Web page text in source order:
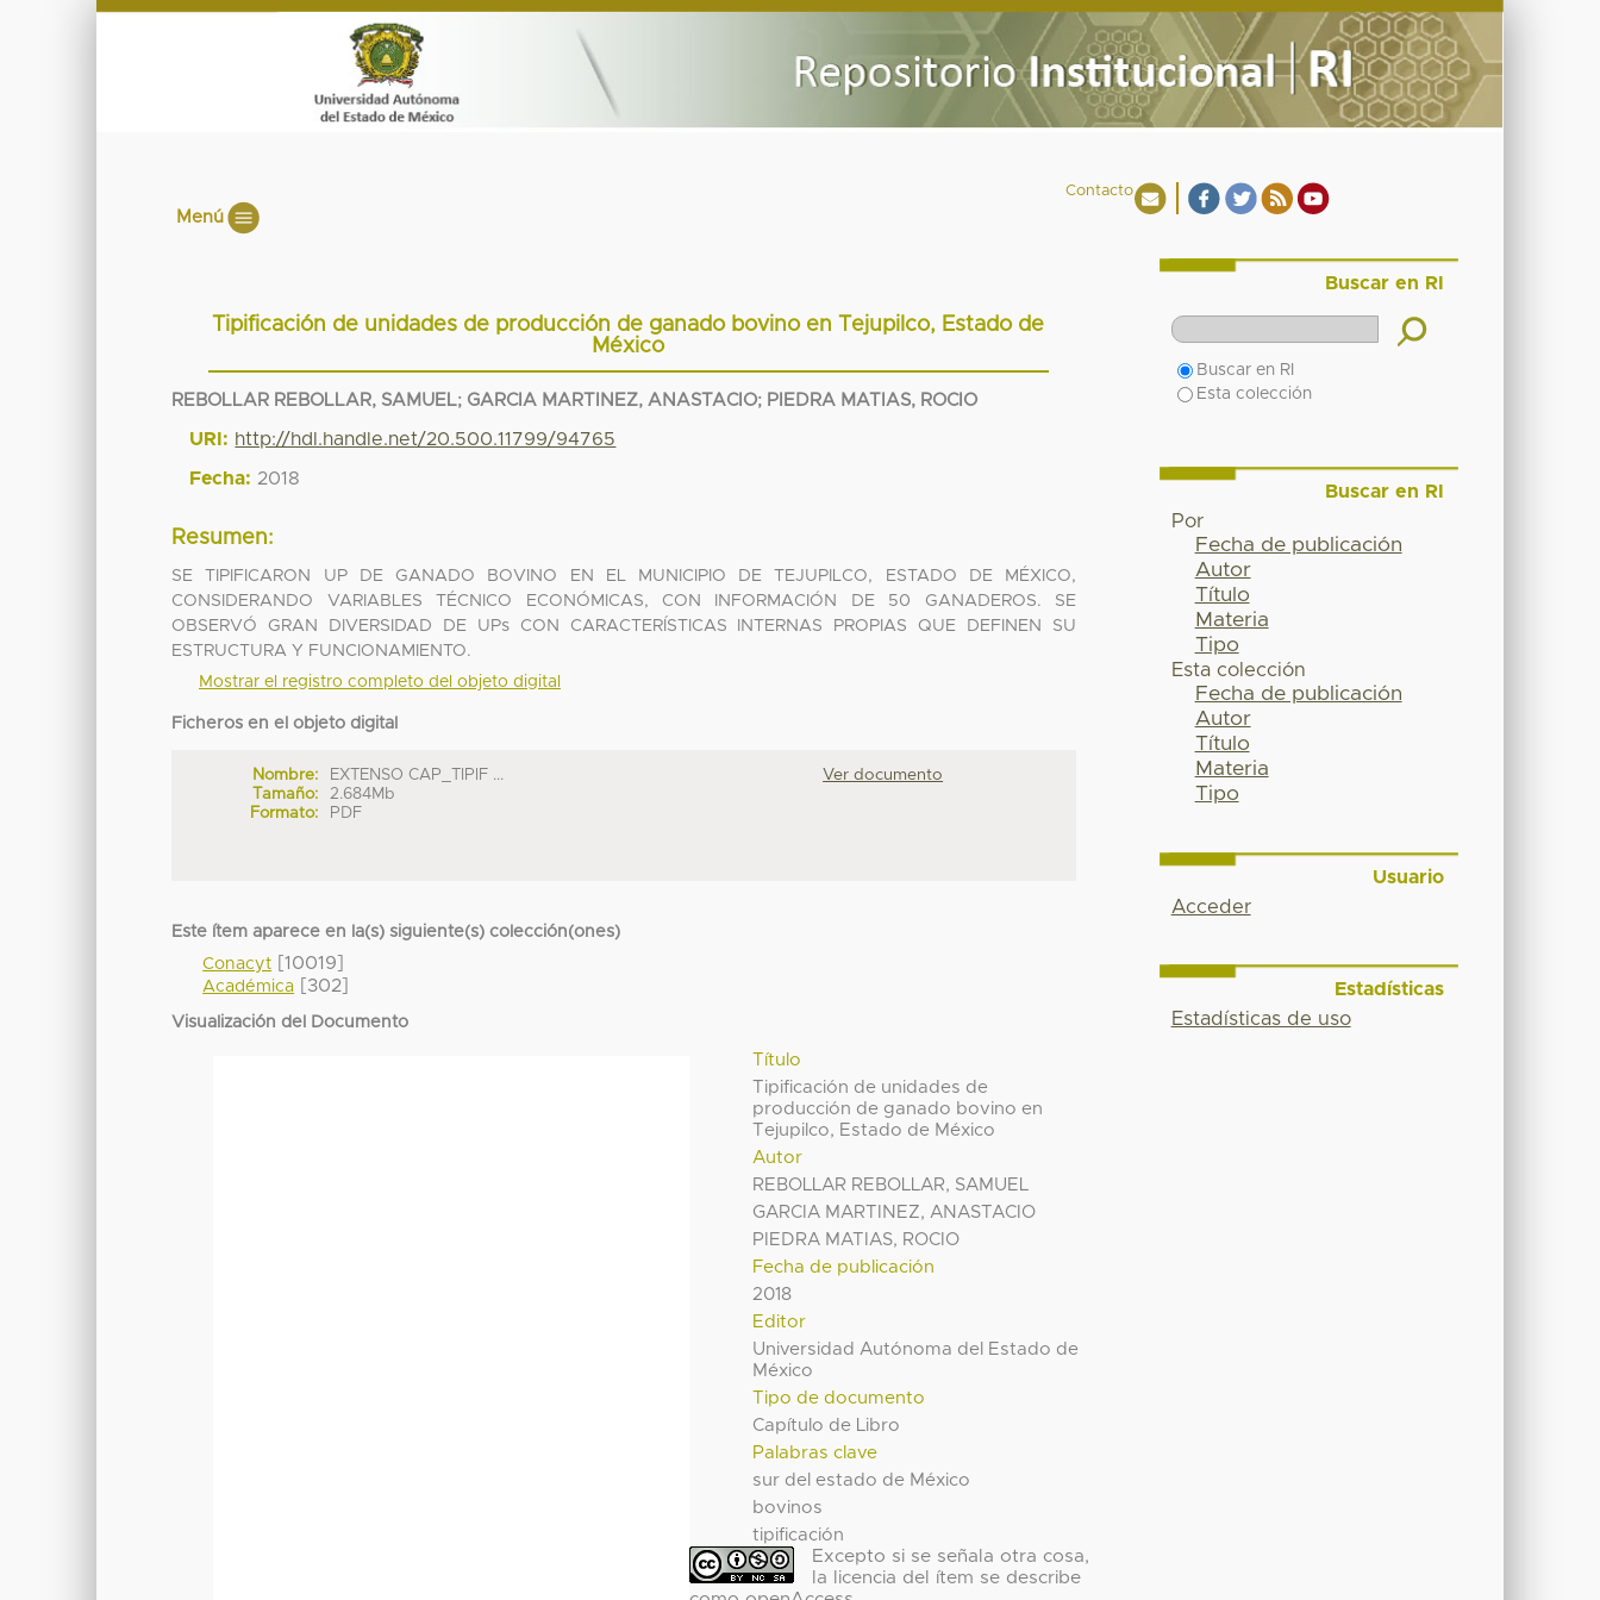
Contacto
Menú
Tipificación de unidades de producción de ganado bovino en Tejupilco, Estado de
México
REBOLLAR REBOLLAR, SAMUEL; GARCIA MARTINEZ, ANASTACIO; PIEDRA MATIAS, ROCIO
URI: http://hdl.handle.net/20.500.11799/94765
Fecha: 2018
Resumen:
SE TIPIFICARON UP DE GANADO BOVINO EN EL MUNICIPIO DE TEJUPILCO, ESTADO DE MÉXICO,
CONSIDERANDO VARIABLES TÉCNICO ECONÓMICAS, CON INFORMACIÓN DE 50 GANADEROS. SE
OBSERVÓ GRAN DIVERSIDAD DE UPs CON CARACTERÍSTICAS INTERNAS PROPIAS QUE DEFINEN SU
ESTRUCTURA Y FUNCIONAMIENTO.
Mostrar el registro completo del objeto digital
Ficheros en el objeto digital
Nombre:
EXTENSO CAP_TIPIF ...
Tamaño:
2.684Mb
Formato:
PDF
Ver documento
Este ítem aparece en la(s) siguiente(s) colección(ones)
Conacyt [10019]
Académica [302]
Visualización del Documento
Título
Tipificación de unidades de
producción de ganado bovino en
Tejupilco, Estado de México
Autor
REBOLLAR REBOLLAR, SAMUEL
GARCIA MARTINEZ, ANASTACIO
PIEDRA MATIAS, ROCIO
Fecha de publicación
2018
Editor
Universidad Autónoma del Estado de
México
Tipo de documento
Capítulo de Libro
Palabras clave
sur del estado de México
bovinos
tipificación
Excepto si se señala otra cosa,
la licencia del ítem se describe
Buscar en RI
Buscar en RI
Esta colección
Buscar en RI
Por
Fecha de publicación
Autor
Título
Materia
Tipo
Esta colección
Fecha de publicación
Autor
Título
Materia
Tipo
Usuario
Acceder
Estadísticas
Estadísticas de uso